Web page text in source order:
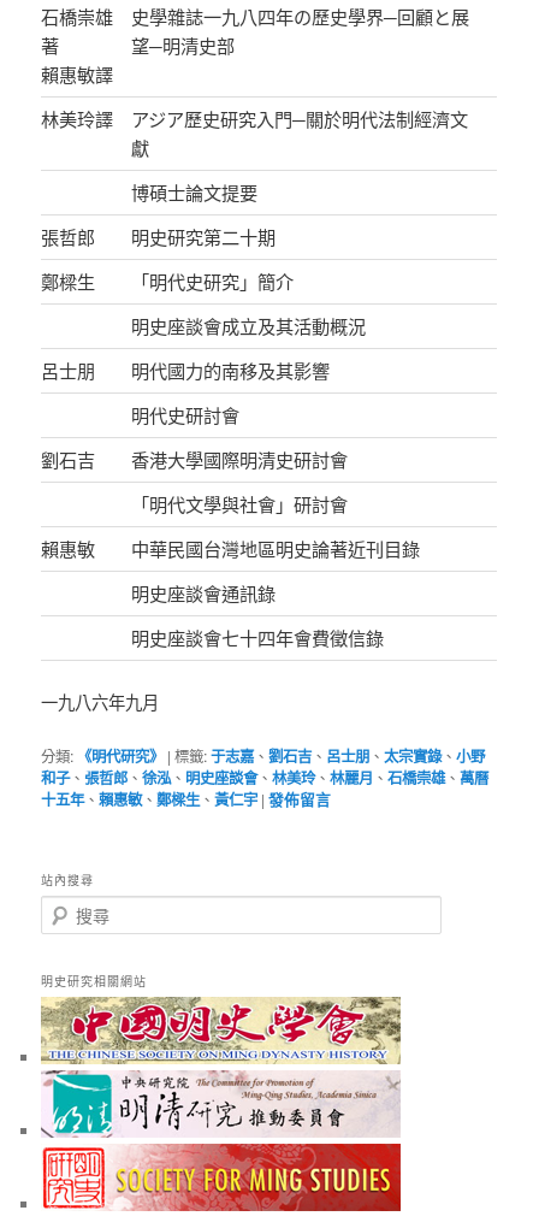
石橋崇雄
著
賴惠敏譯
史學雜誌一九八四年の歷史學界─回顧と展
望─明清史部
林美玲譯
アジア歷史研究入門─關於明代法制經濟文
獻
博碩士論文提要
張哲郎
明史研究第二十期
鄭樑生
「明代史研究」簡介
明史座談會成立及其活動概況
呂士朋
明代國力的南移及其影響
明代史研討會
劉石吉
香港大學國際明清史研討會
「明代文學與社會」研討會
賴惠敏
中華民國台灣地區明史論著近刊目錄
明史座談會通訊錄
明史座談會七十四年會費徵信錄
一九八六年九月
分類: 《明代研究》 |標籤:于志嘉、劉石吉、 呂士朋 、太宗實錄、小野
和子、張哲郎 、徐泓、 明史座談會、林美玲、林麗月 、石橋崇雄、萬曆
十五年、賴惠敏、鄭樑生 、黃仁宇 |發佈留言
站內搜尋
搜
尋
明史研究相關網站